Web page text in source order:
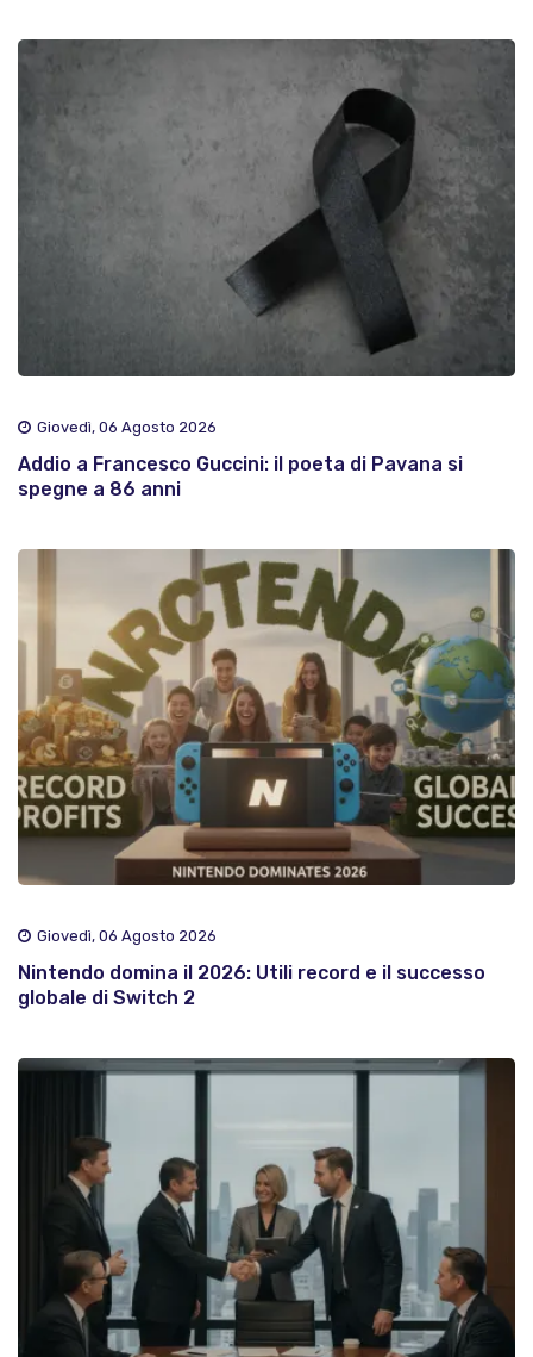
Giovedì, 06 Agosto 2026
Addio a Francesco Guccini: il poeta di Pavana si
spegne a 86 anni
Giovedì, 06 Agosto 2026
Nintendo domina il 2026: Utili record e il successo
globale di Switch 2